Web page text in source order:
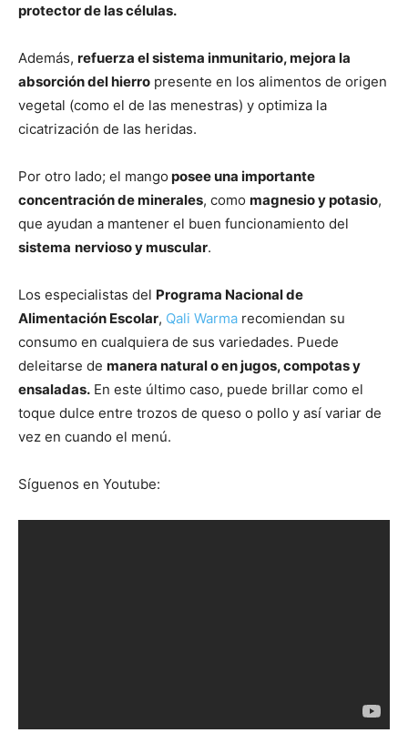
protector de las células.
Además, refuerza el sistema inmunitario, mejora la
absorción del hierro presente en los alimentos de origen
vegetal (como el de las menestras) y optimiza la
cicatrización de las heridas.
Por otro lado; el mango posee una importante
concentración de minerales, como magnesio y potasio,
que ayudan a mantener el buen funcionamiento del
sistema nervioso y muscular.
Los especialistas del Programa Nacional de
Alimentación Escolar, Qali Warma recomiendan su
consumo en cualquiera de sus variedades. Puede
deleitarse de manera natural o en jugos, compotas y
ensaladas. En este último caso, puede brillar como el
toque dulce entre trozos de queso o pollo y así variar de
vez en cuando el menú.
Síguenos en Youtube: